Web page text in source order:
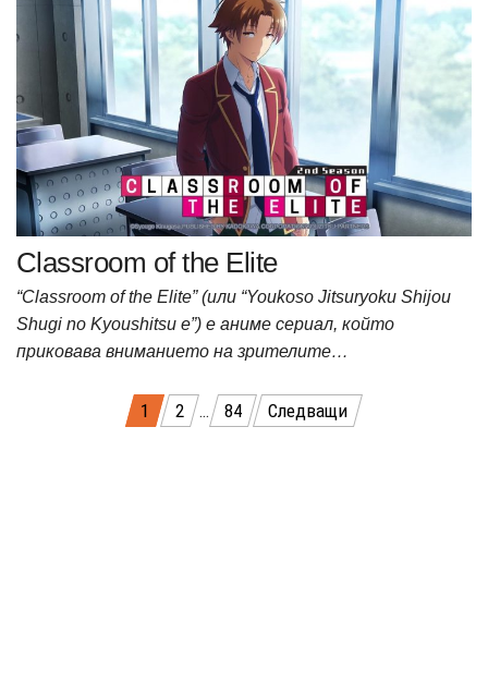
Classroom of the Elite
“Classroom of the Elite” (или “Youkoso Jitsuryoku Shijou
Shugi no Kyoushitsu e”) е аниме сериал, който
приковава вниманието на зрителите…
Разделяне
1 2 … 84 Следващи